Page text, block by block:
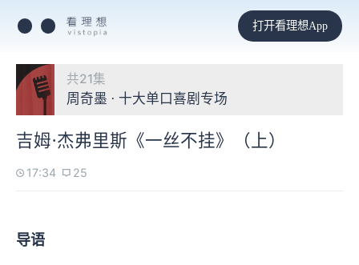
打开看理想App
共21集
周奇墨 · 十大单口喜剧专场
吉姆·杰弗里斯《一丝不挂》（上）
17:34 25
导语